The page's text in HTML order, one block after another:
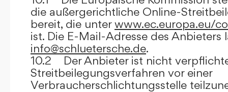
die außergerichtliche Online-
bereit, die unterwww.ec.europa.eu/
ist. Die E-Mail-Adresse des Anbieters
info@schluetersche.de.
10.2 Der Anbieter ist nicht
Streitbeilegungsverfahren vor einer
Verbraucherschlichtungsstelle